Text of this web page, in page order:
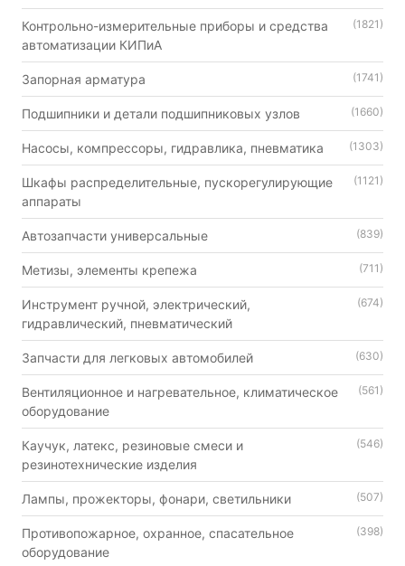
Контрольно-измерительные приборы и средства
автоматизации КИПиА
(1821)
Запорная арматура (1741)
Подшипники и детали подшипниковых узлов (1660)
Насосы, компрессоры, гидравлика, пневматика (1303)
Шкафы распределительные, пускорегулирующие
аппараты
(1121)
Автозапчасти универсальные (839)
Метизы, элементы крепежа (711)
Инструмент ручной, электрический,
гидравлический, пневматический
(674)
Запчасти для легковых автомобилей (630)
Вентиляционное и нагревательное, климатическое
оборудование
(561)
Каучук, латекс, резиновые смеси и
резинотехнические изделия
(546)
Лампы, прожекторы, фонари, светильники (507)
Противопожарное, охранное, спасательное
оборудование
(398)